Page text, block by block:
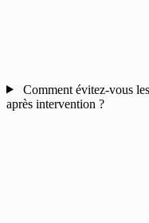
Comment évitez-vous
après intervention ?